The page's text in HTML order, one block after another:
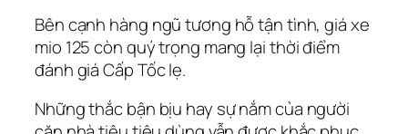
Bên cạnh hàng ngũ tương hỗ tận tình, giá xe
mio 125 còn quý trọng mang lại thời điểm
đánh giá Cấp Tốc lẹ.
Những thắc bận bịu hay sự nắm của người